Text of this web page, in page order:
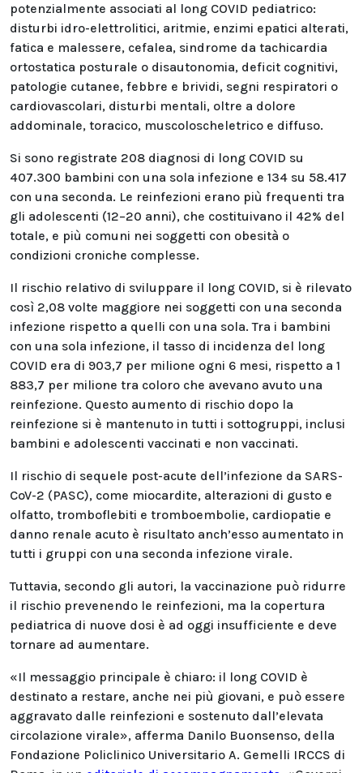
potenzialmente associati al long COVID pediatrico:
disturbi idro-elettrolitici, aritmie, enzimi epatici alterati,
fatica e malessere, cefalea, sindrome da tachicardia
ortostatica posturale o disautonomia, deficit cognitivi,
patologie cutanee, febbre e brividi, segni respiratori o
cardiovascolari, disturbi mentali, oltre a dolore
addominale, toracico, muscoloscheletrico e diffuso.
Si sono registrate 208 diagnosi di long COVID su
407.300 bambini con una sola infezione e 134 su 58.417
con una seconda. Le reinfezioni erano più frequenti tra
gli adolescenti (12–20 anni), che costituivano il 42% del
totale, e più comuni nei soggetti con obesità o
condizioni croniche complesse.
Il rischio relativo di sviluppare il long COVID, si è rilevato
così 2,08 volte maggiore nei soggetti con una seconda
infezione rispetto a quelli con una sola. Tra i bambini
con una sola infezione, il tasso di incidenza del long
COVID era di 903,7 per milione ogni 6 mesi, rispetto a 1
883,7 per milione tra coloro che avevano avuto una
reinfezione. Questo aumento di rischio dopo la
reinfezione si è mantenuto in tutti i sottogruppi, inclusi
bambini e adolescenti vaccinati e non vaccinati.
Il rischio di sequele post-acute dell’infezione da SARS-
CoV-2 (PASC), come miocardite, alterazioni di gusto e
olfatto, tromboflebiti e tromboembolie, cardiopatie e
danno renale acuto è risultato anch’esso aumentato in
tutti i gruppi con una seconda infezione virale.
Tuttavia, secondo gli autori, la vaccinazione può ridurre
il rischio prevenendo le reinfezioni, ma la copertura
pediatrica di nuove dosi è ad oggi insufficiente e deve
tornare ad aumentare.
«Il messaggio principale è chiaro: il long COVID è
destinato a restare, anche nei più giovani, e può essere
aggravato dalle reinfezioni e sostenuto dall’elevata
circolazione virale», afferma Danilo Buonsenso, della
Fondazione Policlinico Universitario A. Gemelli IRCCS di